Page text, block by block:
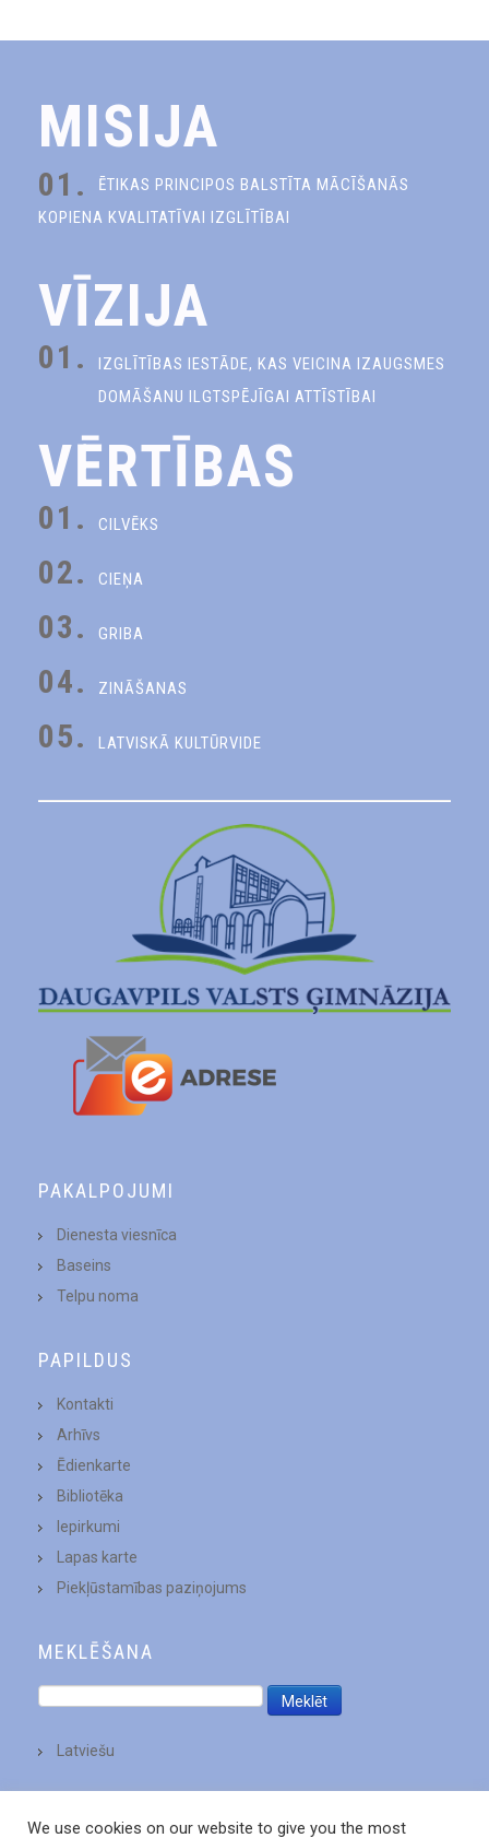
MISIJA
01.
ĒTIKAS PRINCIPOS BALSTĪTA MĀCĪŠANĀS
KOPIENA KVALITATĪVAI IZGLĪTĪBAI
VĪZIJA
01.
IZGLĪTĪBAS IESTĀDE, KAS VEICINA IZAUGSMES
DOMĀŠANU ILGTSPĒJĪGAI ATTĪSTĪBAI
VĒRTĪBAS
01. CILVĒKS
02. CIEŅA
03. GRIBA
04. ZINĀŠANAS
05. LATVISKĀ KULTŪRVIDE
PAKALPOJUMI
Dienesta viesnīca
Baseins
Telpu noma
PAPILDUS
Kontakti
Arhīvs
Ēdienkarte
Bibliotēka
Iepirkumi
Lapas karte
Piekļūstamības paziņojums
MEKLĒŠANA
Latviešu
We use cookies on our website to give you the most